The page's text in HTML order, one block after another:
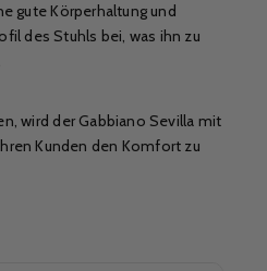
gute Körperhaltung und
des Stuhls bei, was ihn zu
wird der Gabbiano Sevilla mit
Kunden den Komfort zu